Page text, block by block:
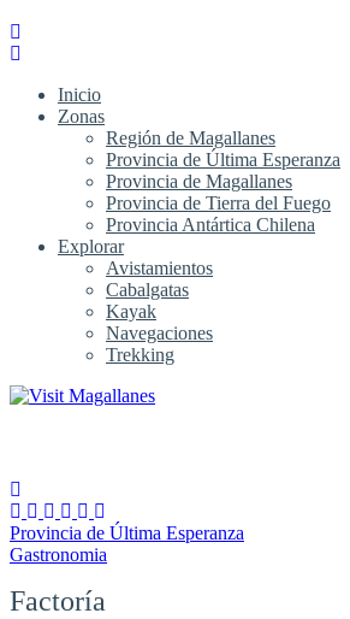
Inicio
Zonas
Región de Magallanes
Provincia de Última Esperanza
Provincia de Magallanes
Provincia de Tierra del Fuego
Provincia Antártica Chilena
Explorar
Avistamientos
Cabalgatas
Kayak
Navegaciones
Trekking
Provincia de Última Esperanza
Gastronomia
Factoría